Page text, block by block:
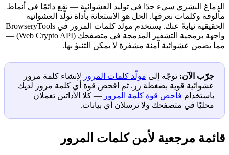
الدماغ البشري سيء جدًا في توليد العشوائية — نقع دائمًا في أنماط
مألوفة وكلمات نعرفها. الحل هو الاستعانة بأداة تولّد العشوائية
الحقيقية نيابةً عنك. يستخدم مولّد كلمات المرور في BrowseryTools
واجهة برمجية التشفير المدمجة في متصفحك (Web Crypto API) —
مما يضمن عشوائية آمنة مشفرة لا يمكن التنبؤ بها.
جرّب الآن: توجّه إلى مولّد كلمات المرور لإنشاء كلمة مرور
عشوائية قوية بضغطة زر. ثم افحص قوة أي كلمة مرور لديك
باستخدام فاحص قوة كلمة المرور — كلا الأداتين تعملان
محليًا في متصفحك ولا ترسلان أي بيانات.
قائمة مرجعية لأمن كلمات المرور